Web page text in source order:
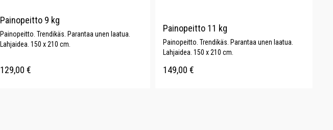
Painopeitto 9 kg
Painopeitto. Trendikäs. Parantaa unen laatua.
Lahjaidea. 150 x 210 cm.
129,00 €
Painopeitto 11 kg
Painopeitto. Trendikäs. Parantaa unen laatua.
Lahjaidea. 150 x 210 cm.
149,00 €